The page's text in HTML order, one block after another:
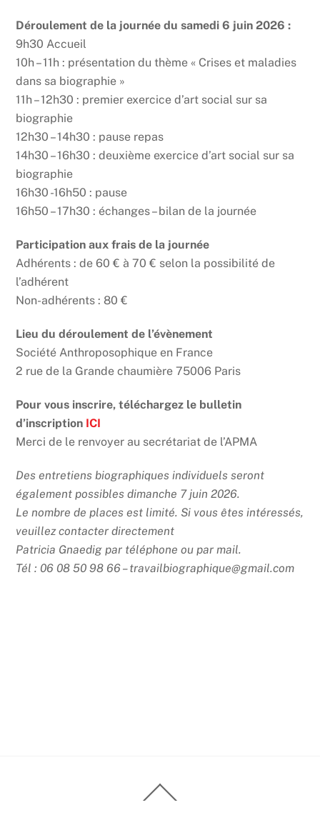
Déroulement de la journée du samedi 6 juin 2026 :
9h30 Accueil
10h – 11h : présentation du thème « Crises et maladies
dans sa biographie »
11h – 12h30 : premier exercice d’art social sur sa
biographie
12h30 – 14h30 : pause repas
14h30 – 16h30 : deuxième exercice d’art social sur sa
biographie
16h30 -16h50 : pause
16h50 – 17h30 : échanges – bilan de la journée
Participation aux frais de la journée
Adhérents : de 60 € à 70 € selon la possibilité de
l’adhérent
Non-adhérents : 80 €
Lieu du déroulement de l’évènement
Société Anthroposophique en France
2 rue de la Grande chaumière 75006 Paris
Pour vous inscrire, téléchargez le bulletin
d’inscription ICI
Merci de le renvoyer au secrétariat de l’APMA
Des entretiens biographiques individuels seront
également possibles dimanche 7 juin 2026.
Le nombre de places est limité. Si vous êtes intéressés,
veuillezcontacter directement
Patricia Gnaedig par téléphone ou par mail.
Tél : 06 08 50 98 66 – travailbiographique@gmail.com
To